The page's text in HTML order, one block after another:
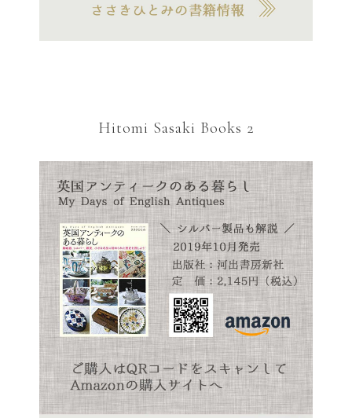
Hitomi Sasaki Books 2